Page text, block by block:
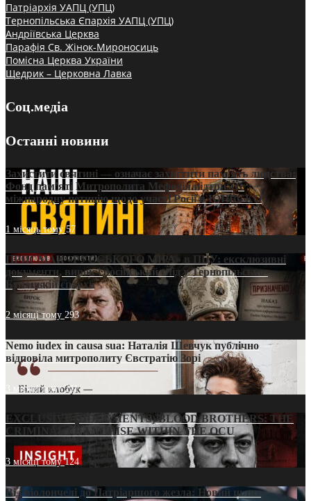
Патріархія УАПЦ (УПЦ)
Тернопільська Єпархія УАПЦ (УПЦ)
Андріївська Церква
Парафія Св. Жінок-Мироносиць
Помісна Церква України
Щедрик – Церковна Лавка
Соц.медіа
Останні новини
Захистити святині — означає захистити пам’ять людства:
Фонд пам’яті Митрополита Мефодія підтримує
міжнародну петицію щодо участі Росії в ЮНЕСКО
1 місяць тому57
ПРИСМАК «РУССЬКОГО МІРА» в ПЦУ: ексклюзивні
документи, вирок і російський слід у Тернопільсько-
Бучацькій єпархії
2 місяці тому 293
Nemo iudex in causa sua: Наталія Шевчук публічно
відповіла митрополиту Євстратію Зорі
3 місяці тому211
EXCLUSIVE (DOCUMENTS)/BLOOD BROTHERS: THE
CRIMINAL FRANCHISE WITHIN THE OCU
3 місяці тому124
Від віолончелі до Патріаршого жезла: Новий шлях